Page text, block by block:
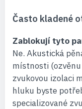
Často kladené
Zablokují tyto
Ne. Akustická
místnosti
zvukovou izolaci
hluku byste
specializované